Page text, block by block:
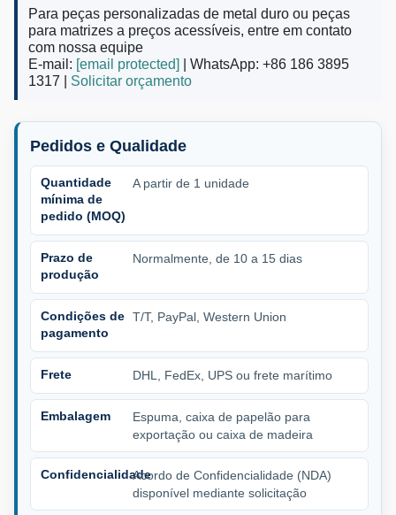
Para peças personalizadas de metal duro ou peças
para matrizes a preços acessíveis, entre em contato
com nossa equipe
E-mail: [email protected]
| WhatsApp: +86 186 3895
1317 | Solicitar orçamento
Pedidos e Qualidade
Quantidade
mínima de
pedido (MOQ)
A partir de 1 unidade
Prazo de
produção
Normalmente, de 10 a 15 dias
Condições de
pagamento
T/T, PayPal, Western Union
Frete DHL, FedEx, UPS ou frete marítimo
Embalagem
Espuma, caixa de papelão para
exportação ou caixa de madeira
ConfidencialidadeAcordo de Confidencialidade (NDA)
disponível mediante solicitação